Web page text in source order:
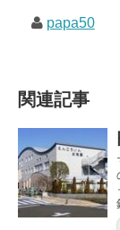
papa50
関連記事